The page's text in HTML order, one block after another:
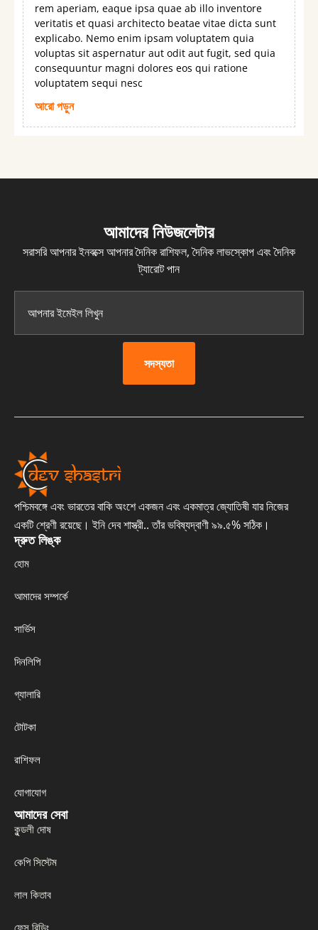
rem aperiam, eaque ipsa quae ab illo inventore
veritatis et quasi architecto beatae vitae dicta sunt
explicabo. Nemo enim ipsam voluptatem quia
voluptas sit aspernatur aut odit aut fugit, sed quia
consequuntur magni dolores eos qui ratione
voluptatem sequi nesc
আরো পড়ুন
আমাদের নিউজলেটার
সরাসরি আপনার ইনবক্সে আপনার দৈনিক রাশিফল, দৈনিক লাভস্কোপ এবং দৈনিক
ট্যারোট পান
সদস্যতা
পশ্চিমবঙ্গে এবং ভারতের বাকি অংশে একজন এবং একমাত্র জ্যোতিষী যার নিজের
একটি শ্রেণী রয়েছে। ইনি দেব শাস্ত্রী.. তাঁর ভবিষ্যদ্বাণী ৯৯.৫% সঠিক।
দ্রুত লিঙ্ক
হোম
আমাদের সম্পর্কে
সার্ভিস
দিনলিপি
গ্যালারি
টোটকা
রাশিফল
যোগাযোগ
আমাদের সেবা
কুন্ডলী দোষ
কেপি সিস্টেম
লাল কিতাব